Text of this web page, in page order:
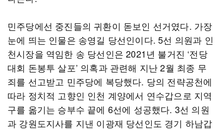
민주당에선 중진들의 귀환이 돋보인 선거였다. 가장
눈에 띄는 인물은 송영길 당선인이다. 5선 의원과 인
천시장을 역임한 송 당선인은 2021년 불거진 ‘전당
대회 돈봉투 살포’ 의혹과 관련해 지난 2월 최종 무
죄를 선고받고 민주당에 복당했다. 당의 전략공천에
따라 정치적 고향인 인천 계양에서 연수갑으로 지역
구를 옮기는 승부수 끝에 6선에 성공했다. 3선 의원
과 강원도지사를 지낸 이광재 당선인도 경기 하남갑